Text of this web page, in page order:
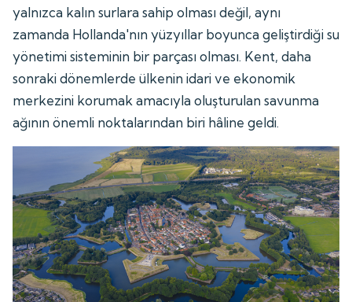
yalnızca kalın surlara sahip olması değil, aynı
zamanda Hollanda'nın yüzyıllar boyunca geliştirdiği su
yönetimi sisteminin bir parçası olması. Kent, daha
sonraki dönemlerde ülkenin idari ve ekonomik
merkezini korumak amacıyla oluşturulan savunma
ağının önemli noktalarından biri hâline geldi.